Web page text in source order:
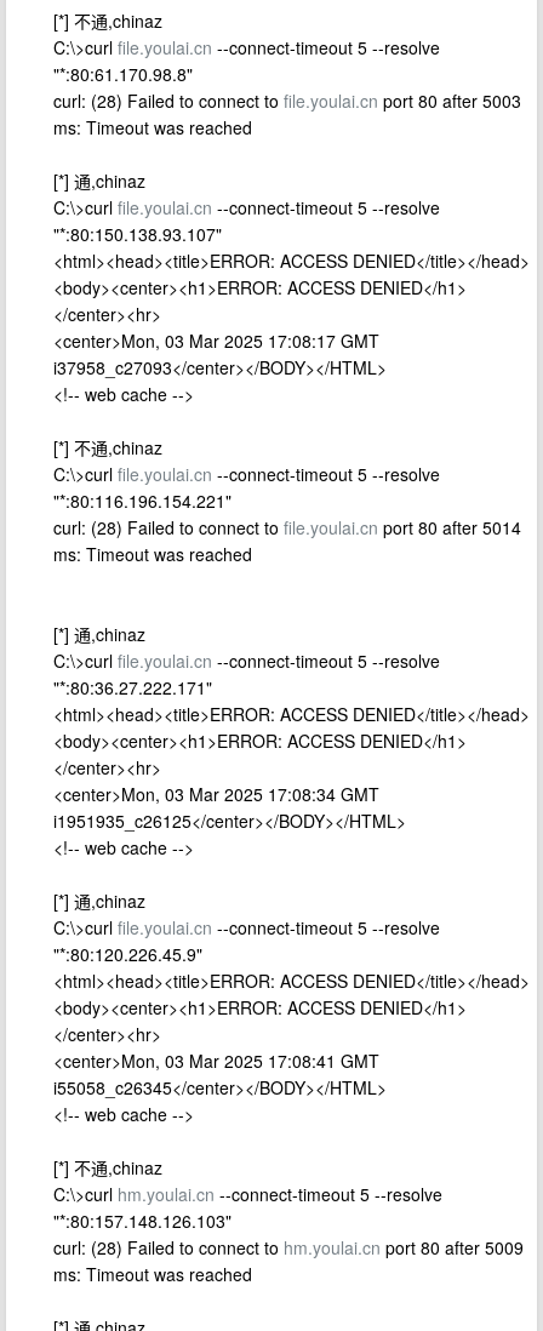
[*] 不通,chinaz
C:\>curl file.youlai.cn --connect-timeout 5 --resolve
"*:80:61.170.98.8"
curl: (28) Failed to connect to file.youlai.cn port 80 after 5003
ms: Timeout was reached
[*] 通,chinaz
C:\>curl file.youlai.cn --connect-timeout 5 --resolve
"*:80:150.138.93.107"
<html><head><title>ERROR: ACCESS DENIED</title></head>
<body><center><h1>ERROR: ACCESS DENIED</h1>
</center><hr>
<center>Mon, 03 Mar 2025 17:08:17 GMT
i37958_c27093</center></BODY></HTML>
<!-- web cache -->
[*] 不通,chinaz
C:\>curl file.youlai.cn --connect-timeout 5 --resolve
"*:80:116.196.154.221"
curl: (28) Failed to connect to file.youlai.cn port 80 after 5014
ms: Timeout was reached
[*] 通,chinaz
C:\>curl file.youlai.cn --connect-timeout 5 --resolve
"*:80:36.27.222.171"
<html><head><title>ERROR: ACCESS DENIED</title></head>
<body><center><h1>ERROR: ACCESS DENIED</h1>
</center><hr>
<center>Mon, 03 Mar 2025 17:08:34 GMT
i1951935_c26125</center></BODY></HTML>
<!-- web cache -->
[*] 通,chinaz
C:\>curl file.youlai.cn --connect-timeout 5 --resolve
"*:80:120.226.45.9"
<html><head><title>ERROR: ACCESS DENIED</title></head>
<body><center><h1>ERROR: ACCESS DENIED</h1>
</center><hr>
<center>Mon, 03 Mar 2025 17:08:41 GMT
i55058_c26345</center></BODY></HTML>
<!-- web cache -->
[*] 不通,chinaz
C:\>curl hm.youlai.cn --connect-timeout 5 --resolve
"*:80:157.148.126.103"
curl: (28) Failed to connect to hm.youlai.cn port 80 after 5009
ms: Timeout was reached